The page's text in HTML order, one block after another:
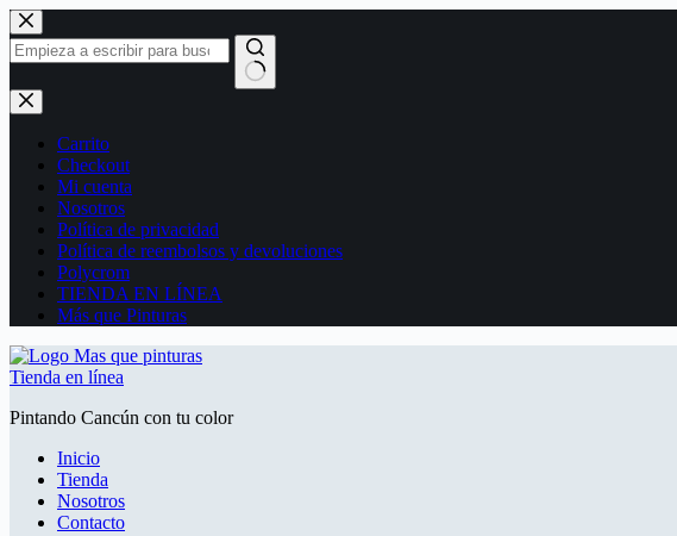
Saltar
al
contenido
Sin
resultados
Carrito
Checkout
Mi cuenta
Nosotros
Política de privacidad
Política de reembolsos y devoluciones
Polycrom
TIENDA EN LÍNEA
Más que Pinturas
Tienda en línea
Pintando Cancún con tu color
Inicio
Tienda
Nosotros
Contacto